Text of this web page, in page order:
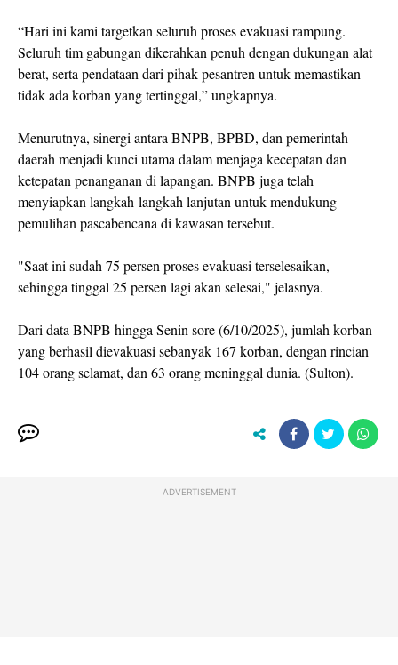
“Hari ini kami targetkan seluruh proses evakuasi rampung.
Seluruh tim gabungan dikerahkan penuh dengan dukungan alat
berat, serta pendataan dari pihak pesantren untuk memastikan
tidak ada korban yang tertinggal,” ungkapnya.
Menurutnya, sinergi antara BNPB, BPBD, dan pemerintah
daerah menjadi kunci utama dalam menjaga kecepatan dan
ketepatan penanganan di lapangan. BNPB juga telah
menyiapkan langkah-langkah lanjutan untuk mendukung
pemulihan pascabencana di kawasan tersebut.
"Saat ini sudah 75 persen proses evakuasi terselesaikan,
sehingga tinggal 25 persen lagi akan selesai," jelasnya.
Dari data BNPB hingga Senin sore (6/10/2025), jumlah korban
yang berhasil dievakuasi sebanyak 167 korban, dengan rincian
104 orang selamat, dan 63 orang meninggal dunia. (Sulton).
ADVERTISEMENT